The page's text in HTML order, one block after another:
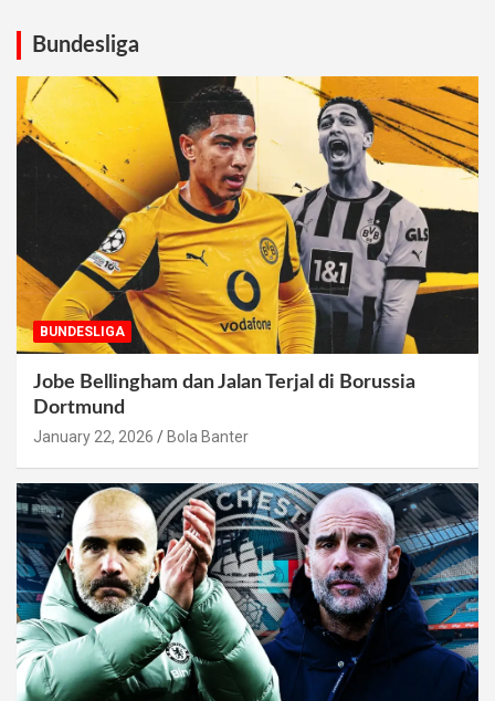
Bundesliga
BUNDESLIGA
Jobe Bellingham dan Jalan Terjal di Borussia
Dortmund
January 22, 2026 Bola Banter